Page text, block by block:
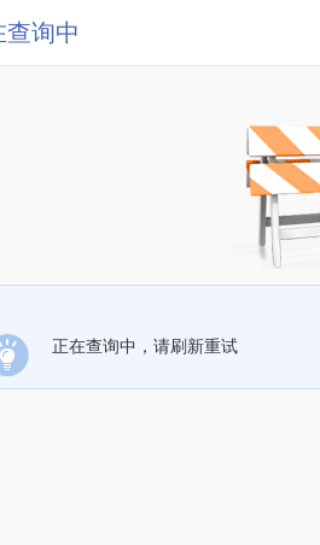
查询中
正在查询中，请刷新重试